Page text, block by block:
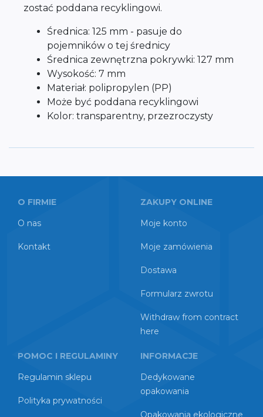
zostać poddana recyklingowi.
Średnica: 125 mm - pasuje do
pojemników o tej średnicy
Średnica zewnętrzna pokrywki: 127 mm
Wysokość: 7 mm
Materiał: polipropylen (PP)
Może być poddana recyklingowi
Kolor: transparentny, przezroczysty
O FIRMIE
O nas
Kontakt
ZAKUPY ONLINE
Moje konto
Moje zamówienia
Dostawa
Formularz zwrotu
Withdraw from contract
here
POMOC I REGULAMINY
Regulamin sklepu
Polityka prywatności
INFORMACJE
Dedykowane
opakowania
Opakowania ekologiczne